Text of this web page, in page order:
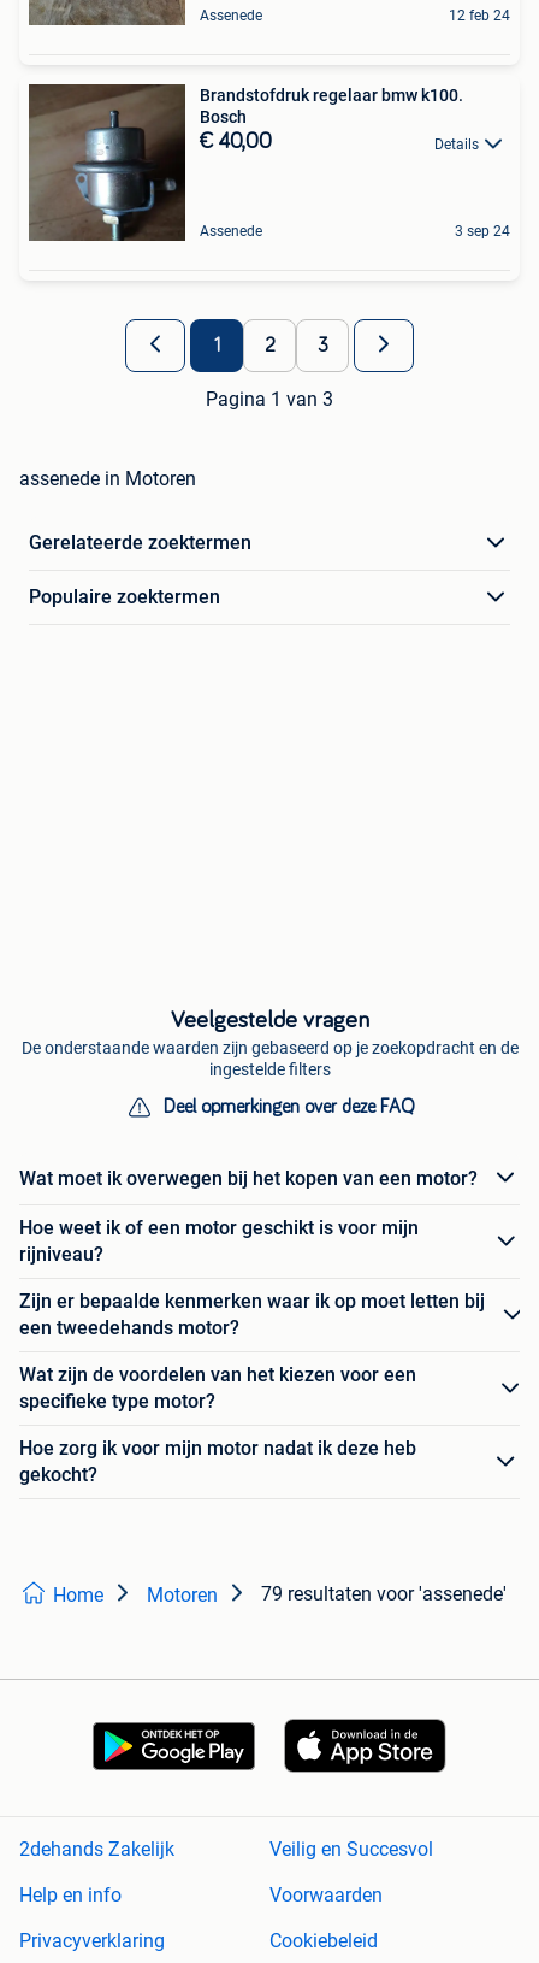
Assenede 12 feb 24
Brandstofdruk regelaar bmw k100.
Bosch
€ 40,00 Details
Assenede 3 sep 24
1 2 3
Pagina 1 van 3
assenede in Motoren
Gerelateerde zoektermen
Populaire zoektermen
Veelgestelde vragen
De onderstaande waarden zijn gebaseerd op je zoekopdracht en de
ingestelde filters
Deel opmerkingen over deze FAQ
Wat moet ik overwegen bij het kopen van een motor?
Hoe weet ik of een motor geschikt is voor mijn
rijniveau?
Zijn er bepaalde kenmerken waar ik op moet letten bij
een tweedehands motor?
Wat zijn de voordelen van het kiezen voor een
specifieke type motor?
Hoe zorg ik voor mijn motor nadat ik deze heb
gekocht?
Home Motoren 79 resultaten voor 'assenede'
2dehands Zakelijk
Veilig en Succesvol
Help en info
Voorwaarden
Privacyverklaring
Cookiebeleid